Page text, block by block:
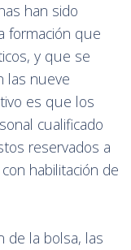
han sido
formación que
y que se
las nueve
es que los
cualificado
reservados a
habilitación de
de la bolsa, las